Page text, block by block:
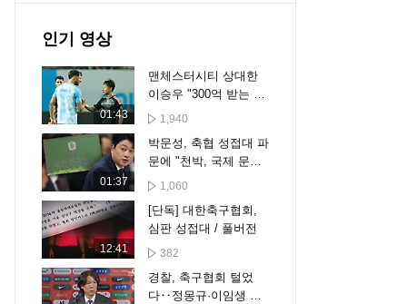
인기 영상
01:43
맨체스터시티 상대한
이승우 "300억 받는 선
수랑 같겠어요?"
1,940
01:37
박문성, 축협 성접대 파
문에 "천박, 국제 문제
비화될 수도"
1,060
12:41
[단독] 대한축구협회,
심판 성접대 / 풀버전
382
경찰, 축구협회 털었
다‥정몽규·이임생 압